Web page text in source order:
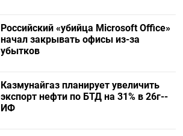
Российский «убийца Microsoft Office»
начал закрывать офисы из-за
убытков
Казмунайгаз планирует увеличить
экспорт нефти по БТД на 31% в 26г--
ИФ